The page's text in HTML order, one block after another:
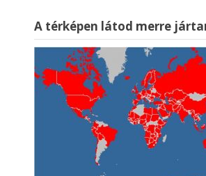
A térképen látod merre